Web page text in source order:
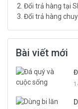
Đổi trả hàng tại
Đổi trả hàng
Bài viết mới